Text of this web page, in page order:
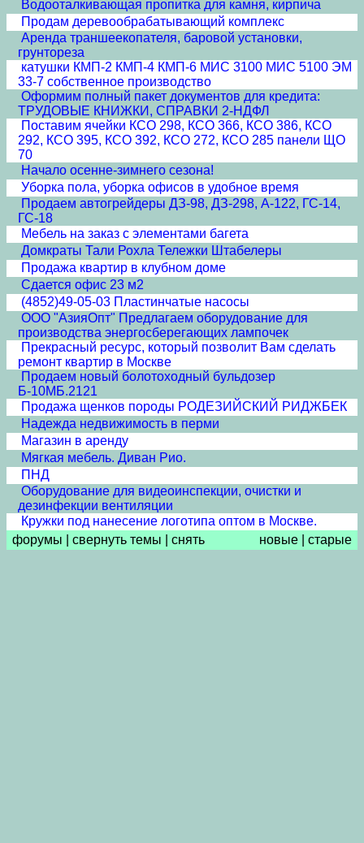
Водооталкивающая пропитка для камня, кирпича
Продам деревообрабатывающий комплекс
Аренда траншеекопателя, баровой установки,
грунтореза
катушки КМП-2 КМП-4 КМП-6 МИС 3100 МИС 5100 ЭМ
33-7 собственное производство
Оформим полный пакет документов для кредита:
ТРУДОВЫЕ КНИЖКИ, СПРАВКИ 2-НДФЛ
Поставим ячейки КСО 298, КСО 366, КСО 386, КСО
292, КСО 395, КСО 392, КСО 272, КСО 285 панели ЩО
70
Начало осенне-зимнего сезона!
Уборка пола, уборка офисов в удобное время
Продаем автогрейдеры ДЗ-98, ДЗ-298, А-122, ГС-14,
ГС-18
Мебель на заказ с элементами багета
Домкраты Тали Рохла Тележки Штабелеры
Продажа квартир в клубном доме
Сдается офис 23 м2
(4852)49-05-03 Пластинчатые насосы
ООО "АзияОпт" Предлагаем оборудование для
производства энергосберегающих лампочек
Прекрасный ресурс, который позволит Вам сделать
ремонт квартир в Москве
Продаем новый болотоходный бульдозер
Б-10МБ.2121
Продажа щенков породы РОДЕЗИЙСКИЙ РИДЖБЕК
Надежда недвижимость в перми
Магазин в аренду
Мягкая мебель. Диван Рио.
ПНД
Оборудование для видеоинспекции, очистки и
дезинфекции вентиляции
Кружки под нанесение логотипа оптом в Москве.
форумы
свернуть темы снять новые старые